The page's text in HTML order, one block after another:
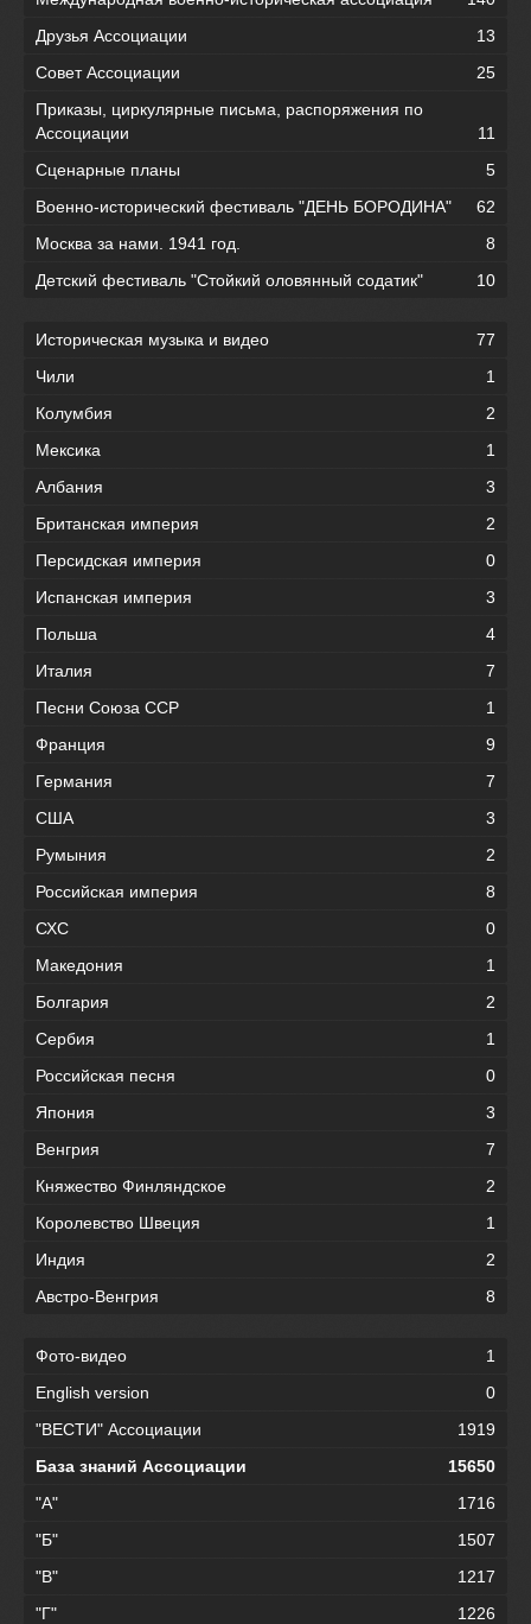
Друзья Ассоциации
13
Совет Ассоциации
25
Приказы, циркулярные письма, распоряжения по
Ассоциации
11
Сценарные планы
5
Военно-исторический фестиваль "ДЕНЬ БОРОДИНА"
62
Москва за нами. 1941 год.
8
Детский фестиваль "Стойкий оловянный содатик"
10
Историческая музыка и видео
77
Чили
1
Колумбия
2
Мексика
1
Албания
3
Британская империя
2
Персидская империя
0
Испанская империя
3
Польша
4
Италия
7
Песни Союза ССР
1
Франция
9
Германия
7
США
3
Румыния
2
Российская империя
8
СХС
0
Македония
1
Болгария
2
Сербия
1
Российская песня
0
Япония
3
Венгрия
7
Княжество Финляндское
2
Королевство Швеция
1
Индия
2
Австро-Венгрия
8
Фото-видео
1
English version
0
"ВЕСТИ" Ассоциации
1919
База знаний Ассоциации
15650
"А"
1716
"Б"
1507
"В"
1217
"Г"
1226